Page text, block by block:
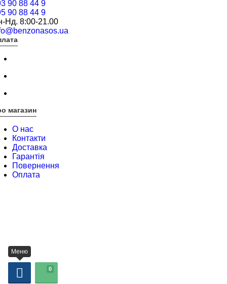
90 88 44 9
90 88 44 9
Нд. 8:00-21.00
магазин
О нас
Контакти
Доставка
Гарантія
Повернення
Оплата
Меню
0